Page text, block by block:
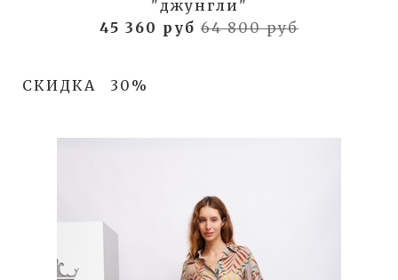
"джунгли"
45 360 руб 64 800 руб
СКИДКА 30%